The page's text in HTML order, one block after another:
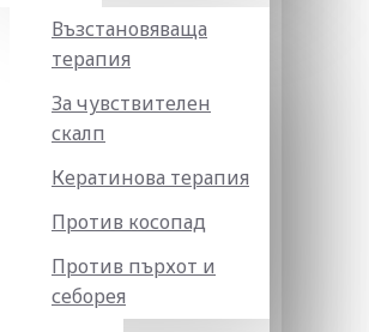
Възстановяваща
терапия
За чувствителен
скалп
Кератинова терапия
Против косопад
Против пърхот и
себорея